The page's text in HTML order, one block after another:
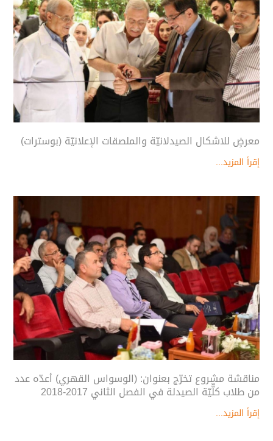
معرضٍ للاشكال الصيدلانيّة والملصقات الإعلانيّة (بوسترات)
إقرأ المزيد...
مناقشة مشروع تخرّج بعنوان: (الوسواس القهري) أعدّه عدد
من طلاب كلّّيّة الصيدلة في الفصل الثاني 2017-2018
إقرأ المزيد...